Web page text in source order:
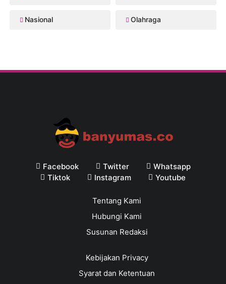
Nasional Olahraga
Facebook Twitter
Whatsapp
Tiktok
Instagram Youtube
Tentang Kami
Hubungi Kami
Susunan Redaksi
Kebijakan Privacy
Syarat dan Ketentuan